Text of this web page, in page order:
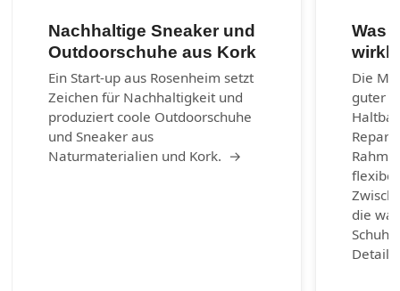
Nachhaltige Sneaker und
Outdoorschuhe aus Kork
Ein Start-up aus Rosenheim setzt
Zeichen für Nachhaltigkeit und
produziert coole Outdoorschuhe
und Sneaker aus
Naturmaterialien und Kork. →
Was
Die
guter
flexibel
die
Detail